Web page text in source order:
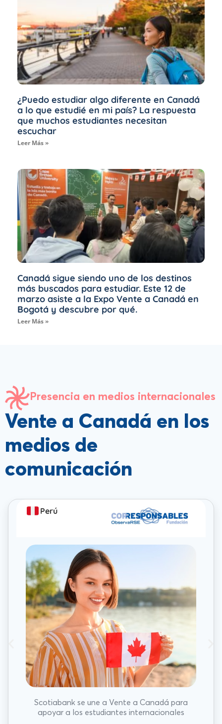
¿Puedo estudiar algo diferente en Canadá
a lo que estudié en mi país? La respuesta
que muchos estudiantes necesitan
escuchar
Leer Más »
Canadá sigue siendo uno de los destinos
más buscados para estudiar. Este 12 de
marzo asiste a la Expo Vente a Canadá en
Bogotá y descubre por qué.
Leer Más »
Presencia en medios internacionales
Vente a Canadá en los
medios de
comunicación
Perú
Scotiabank se une a Vente a Canadá para
apoyar a los estudiantes internacionales